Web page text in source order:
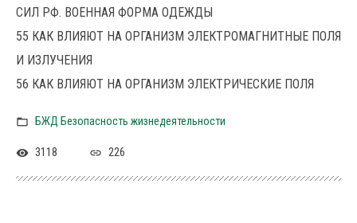
СИЛ РФ. ВОЕННАЯ ФОРМА ОДЕЖДЫ
55 КАК ВЛИЯЮТ НА ОРГАНИЗМ ЭЛЕКТРОМАГНИТНЫЕ ПОЛЯ
И ИЗЛУЧЕНИЯ
56 КАК ВЛИЯЮТ НА ОРГАНИЗМ ЭЛЕКТРИЧЕСКИЕ ПОЛЯ
БЖД Безопасность жизнедеятельности
3118 226